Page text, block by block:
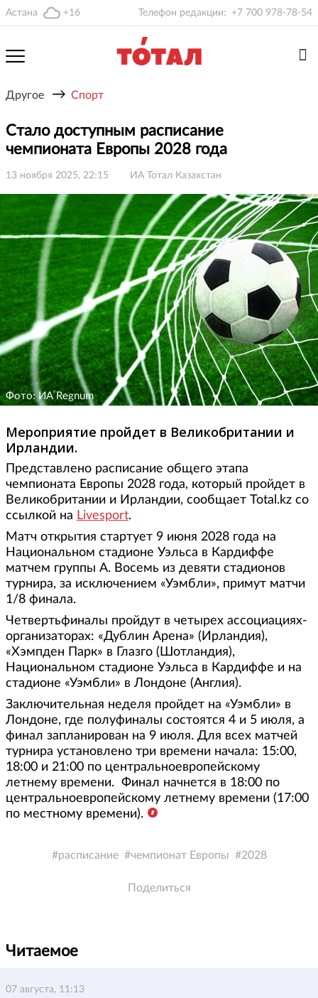
Астана +16 Телефон редакции: +7 700 978-78-54
Другое → Спорт
Стало доступным расписание
чемпионата Европы 2028 года
13 ноября 2025, 22:15 ИА Тотал Казахстан
Фото: ИА Regnum
Мероприятие пройдет в Великобритании и
Ирландии.
Представлено расписание общего этапа
чемпионата Европы 2028 года, который пройдет в
Великобритании и Ирландии, сообщает Total.kz со
ссылкой на Livesport.
Матч открытия стартует 9 июня 2028 года на
Национальном стадионе Уэльса в Кардиффе
матчем группы А. Восемь из девяти стадионов
турнира, за исключением «Уэмбли», примут матчи
1/8 финала.
Четвертьфиналы пройдут в четырех ассоциациях-
организаторах: «Дублин Арена» (Ирландия),
«Хэмпден Парк» в Глазго (Шотландия),
Национальном стадионе Уэльса в Кардиффе и на
стадионе «Уэмбли» в Лондоне (Англия).
Заключительная неделя пройдет на «Уэмбли» в
Лондоне, где полуфиналы состоятся 4 и 5 июля, а
финал запланирован на 9 июля. Для всех матчей
турнира установлено три времени начала: 15:00,
18:00 и 21:00 по центральноевропейскому
летнему времени. Финал начнется в 18:00 по
центральноевропейскому летнему времени (17:00
по местному времени).​
расписание чемпионат Европы 2028
Поделиться
Читаемое
07 августа, 11:13